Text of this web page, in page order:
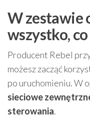
W zestawie
wszystko,
Producent Rebel
możesz zacząć
po uruchomieniu. W
sieciowe
sterowania.